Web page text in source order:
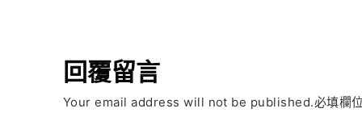
回覆留言
Your email address will not be published.必填欄